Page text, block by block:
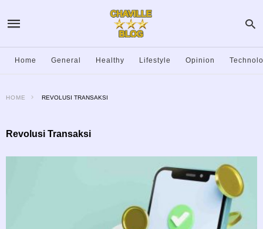
Home General Healthy Lifestyle Opinion
HOME REVOLUSI TRANSAKSI
Revolusi Transaksi